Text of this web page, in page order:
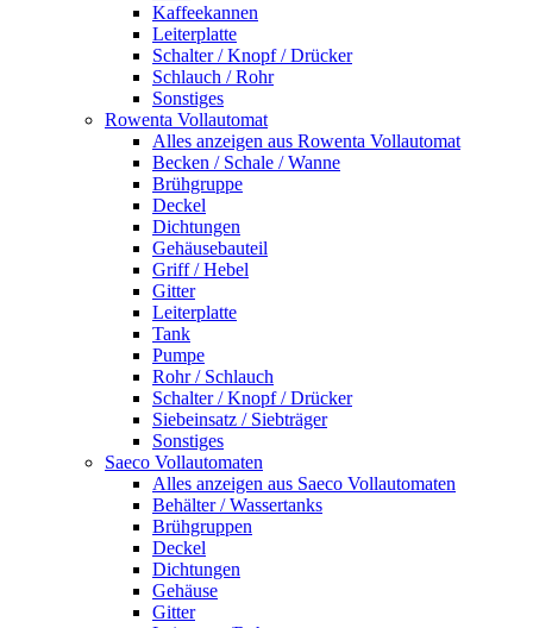
Kaffeekannen
Leiterplatte
Schalter / Knopf / Drücker
Schlauch / Rohr
Sonstiges
Rowenta Vollautomat
Alles anzeigen aus Rowenta Vollautomat
Becken / Schale / Wanne
Brühgruppe
Deckel
Dichtungen
Gehäusebauteil
Griff / Hebel
Gitter
Leiterplatte
Tank
Pumpe
Rohr / Schlauch
Schalter / Knopf / Drücker
Siebeinsatz / Siebträger
Sonstiges
Saeco Vollautomaten
Alles anzeigen aus Saeco Vollautomaten
Behälter / Wassertanks
Brühgruppen
Deckel
Dichtungen
Gehäuse
Gitter